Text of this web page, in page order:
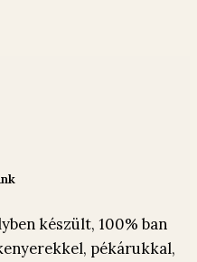
készült, 100% ban
pékárukkal,